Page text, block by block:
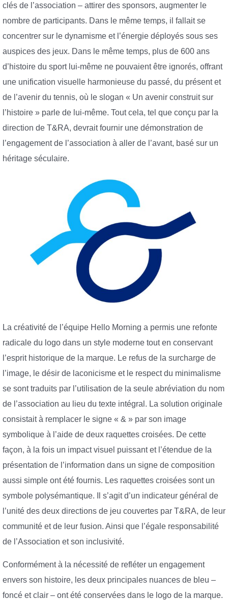
clés de l’association – attirer des sponsors, augmenter le
nombre de participants. Dans le même temps, il fallait se
concentrer sur le dynamisme et l’énergie déployés sous ses
auspices des jeux. Dans le même temps, plus de 600 ans
d’histoire du sport lui-même ne pouvaient être ignorés, offrant
une unification visuelle harmonieuse du passé, du présent et
de l’avenir du tennis, où le slogan « Un avenir construit sur
l’histoire » parle de lui-même. Tout cela, tel que conçu par la
direction de T&RA, devrait fournir une démonstration de
l’engagement de l’association à aller de l’avant, basé sur un
héritage séculaire.
La créativité de l’équipe Hello Morning a permis une refonte
radicale du logo dans un style moderne tout en conservant
l’esprit historique de la marque. Le refus de la surcharge de
l’image, le désir de laconicisme et le respect du minimalisme
se sont traduits par l’utilisation de la seule abréviation du nom
de l’association au lieu du texte intégral. La solution originale
consistait à remplacer le signe « & » par son image
symbolique à l’aide de deux raquettes croisées. De cette
façon, à la fois un impact visuel puissant et l’étendue de la
présentation de l’information dans un signe de composition
aussi simple ont été fournis. Les raquettes croisées sont un
symbole polysémantique. Il s’agit d’un indicateur général de
l’unité des deux directions de jeu couvertes par T&RA, de leur
communité et de leur fusion. Ainsi que l’égale responsabilité
de l’Association et son inclusivité.
Conformément à la nécessité de refléter un engagement
envers son histoire, les deux principales nuances de bleu –
foncé et clair – ont été conservées dans le logo de la marque.